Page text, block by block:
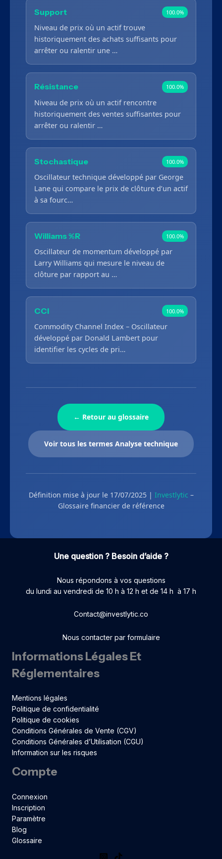
Support 100.0%
Niveau de prix où un actif trouve
historiquement des achats suffisants pour
arrêter ou ralentir une …
Résistance 100.0%
Niveau de prix où un actif rencontre
historiquement des ventes suffisantes pour
arrêter ou ralentir …
Stochastique 100.0%
Oscillateur technique développé par George
Lane qui compare le prix de clôture d’un actif
à sa fourc…
Williams %R 100.0%
Oscillateur de momentum développé par
Larry Williams qui mesure le niveau de
clôture par rapport au …
CCI 100.0%
Commodity Channel Index – Oscillateur
développé par Donald Lambert pour
identifier les cycles de pri…
← Retour au glossaire
Voir tous les termes Analyse technique
Définition mise à jour le 17/07/2025 | Investlytic –
Glossaire financier de référence
Une question ? Besoin d’aide ?
Nous répondons à vos questions
du lundi au vendredi de 10 h à 12 h et de 14 h à 17 h
Contact@investlytic.co
Nous contacter par formulaire
Informations Légales Et
Réglementaires
Mentions légales
Politique de confidentialité
Politique de cookies
Conditions Générales de Vente (CGV)
Conditions Générales d’Utilisation (CGU)
Information sur les risques
Compte
Connexion
Inscription
Paramètre
Blog
Glossaire